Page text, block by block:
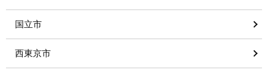
国立市
西東京市